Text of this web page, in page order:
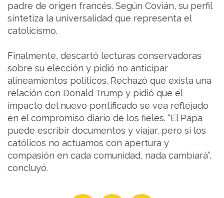
padre de origen francés. Según Covián, su perfil
sintetiza la universalidad que representa el
catolicismo.
Finalmente, descartó lecturas conservadoras
sobre su elección y pidió no anticipar
alineamientos políticos. Rechazó que exista una
relación con Donald Trump y pidió que el
impacto del nuevo pontificado se vea reflejado
en el compromiso diario de los fieles. “El Papa
puede escribir documentos y viajar, pero si los
católicos no actuamos con apertura y
compasión en cada comunidad, nada cambiará”,
concluyó.